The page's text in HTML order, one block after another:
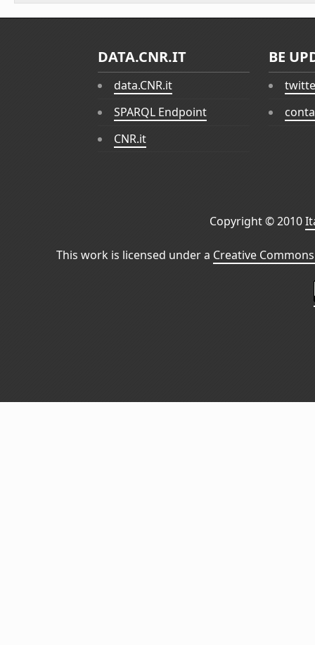
DATA.CNR.IT
data.CNR.it
SPARQL Endpoint
CNR.it
BE
Copyright © 2010
This work is licensed under a Creative